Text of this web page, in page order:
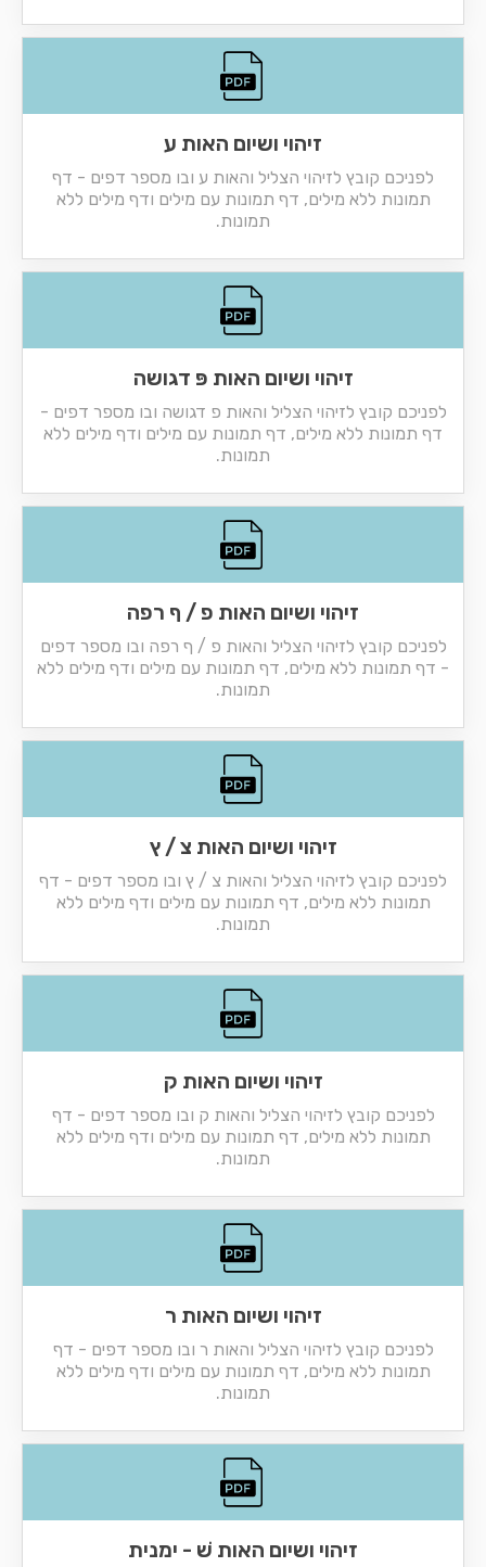
זיהוי ושיום האות ע
לפניכם קובץ לזיהוי הצליל והאות ע ובו מספר דפים - דף
תמונות ללא מילים, דף תמונות עם מילים ודף מילים ללא
תמונות.
זיהוי ושיום האות פּ דגושה
לפניכם קובץ לזיהוי הצליל והאות פ דגושה ובו מספר דפים -
דף תמונות ללא מילים, דף תמונות עם מילים ודף מילים ללא
תמונות.
זיהוי ושיום האות פ / ף רפה
לפניכם קובץ לזיהוי הצליל והאות פ / ף רפה ובו מספר דפים
- דף תמונות ללא מילים, דף תמונות עם מילים ודף מילים ללא
תמונות.
זיהוי ושיום האות צ / ץ
לפניכם קובץ לזיהוי הצליל והאות צ / ץ ובו מספר דפים - דף
תמונות ללא מילים, דף תמונות עם מילים ודף מילים ללא
תמונות.
זיהוי ושיום האות ק
לפניכם קובץ לזיהוי הצליל והאות ק ובו מספר דפים - דף
תמונות ללא מילים, דף תמונות עם מילים ודף מילים ללא
תמונות.
זיהוי ושיום האות ר
לפניכם קובץ לזיהוי הצליל והאות ר ובו מספר דפים - דף
תמונות ללא מילים, דף תמונות עם מילים ודף מילים ללא
תמונות.
זיהוי ושיום האות שׁ - ימנית